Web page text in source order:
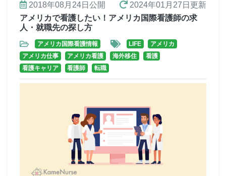
2018年08月24日 公開 2024年01月27日 更新
アメリカで看護したい！アメリカ国際看護師の求
人・就職先の探し方
アメリカ国際看護情報 LIFE
アメリカ
アメリカ仕事
アメリカ看護 海外移住
看護
看護キャリア
看護師 転職